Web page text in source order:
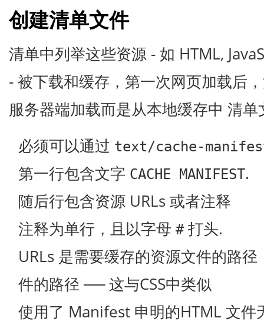
创建清单文件
清单中列举这些资源 - 如 HTML,
- 被下载和缓存，第一次网页加载后
服务器端加载而是从本地缓存中 清
必须可以通过 text/cache-
第一行包含文字 CACHE MANIFEST.
随后行包含资源 URLs 或者注释
注释为单行，且以字母 #打头.
URLs 是需要缓存的资源文件的路
件的路径 ── 这与CSS中类似
使用了 Manifest 申明的HTML 文件